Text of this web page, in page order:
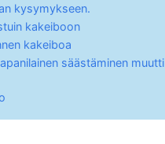
kysymykseen.
kakeiboon
kakeiboa
säästäminen muutti